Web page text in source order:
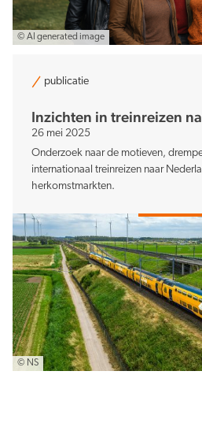
© AI generated image
© NS
publicatie
Inzichten in treinreizen
26 mei 2025
Onderzoek naar de motieven,
internationaal treinreizen naar
herkomstmarkten.